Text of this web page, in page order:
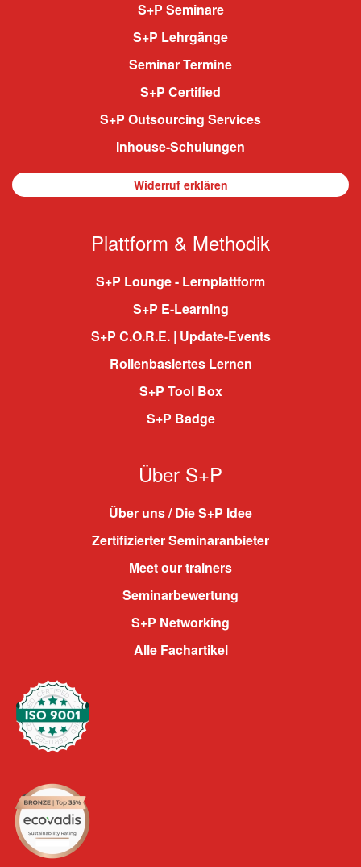
S+P Seminare
S+P Lehrgänge
Seminar Termine
S+P Certified
S+P Outsourcing Services
Inhouse-Schulungen
Widerruf erklären
Plattform & Methodik
S+P Lounge - Lernplattform
S+P E-Learning
S+P C.O.R.E. | Update-Events
Rollenbasiertes Lernen
S+P Tool Box
S+P Badge
Über S+P
Über uns / Die S+P Idee
Zertifizierter Seminaranbieter
Meet our trainers
Seminarbewertung
S+P Networking
Alle Fachartikel